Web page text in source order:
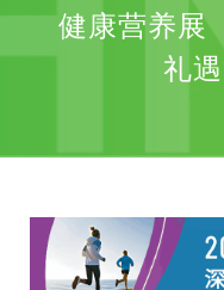
健康营养展
礼